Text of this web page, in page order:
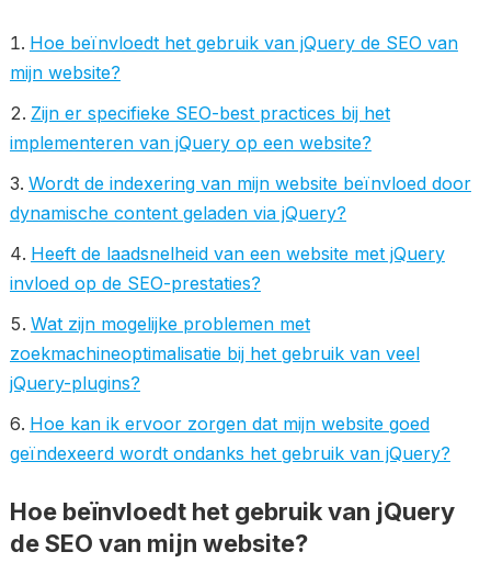
Hoe beïnvloedt het gebruik van jQuery de SEO van
mijn website?
Zijn er specifieke SEO-best practices bij het
implementeren van jQuery op een website?
Wordt de indexering van mijn website beïnvloed door
dynamische content geladen via jQuery?
Heeft de laadsnelheid van een website met jQuery
invloed op de SEO-prestaties?
Wat zijn mogelijke problemen met
zoekmachineoptimalisatie bij het gebruik van veel
jQuery-plugins?
Hoe kan ik ervoor zorgen dat mijn website goed
geïndexeerd wordt ondanks het gebruik van jQuery?
Hoe beïnvloedt het gebruik van jQuery
de SEO van mijn website?